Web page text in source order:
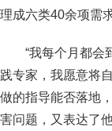
理成六类40余项需
“我每个月都会
践专家，我愿意将
做的指导能否落地
害问题，又表达了